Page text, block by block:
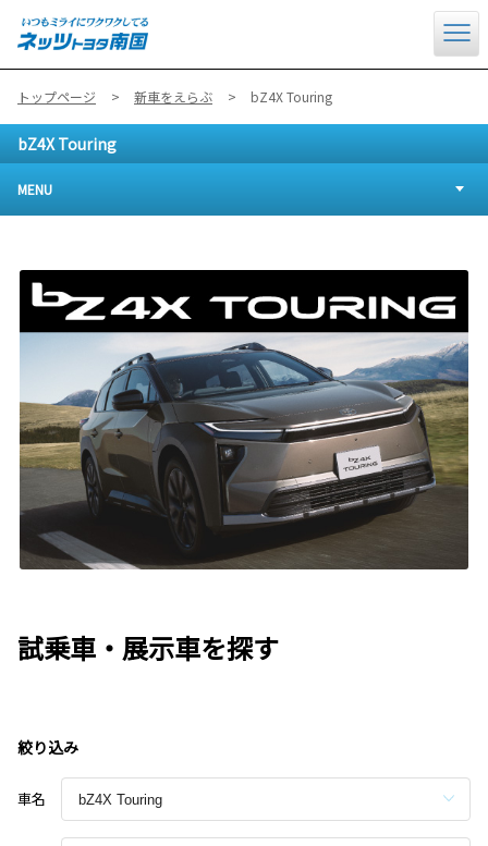
トップページ 新車をえらぶ bZ4X Touring
bZ4X Touring
MENU
試乗車・展示車を探す
絞り込み
車名